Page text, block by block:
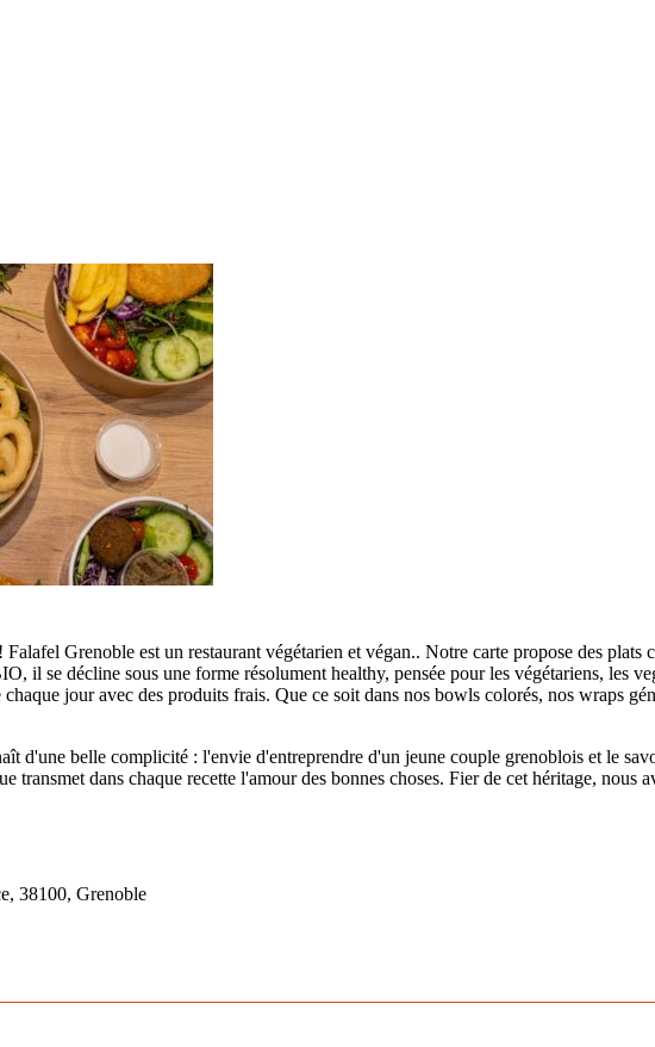
Grenoble est un restaurant végétarien et végan.. Notre carte propose des
il se décline sous une forme résolument healthy, pensée pour les végétariens, les
jour avec des produits frais. Que ce soit dans nos bowls colorés, nos wraps
d'une belle complicité : l'envie d'entreprendre d'un jeune couple grenoblois et le
transmet dans chaque recette l'amour des bonnes choses. Fier de cet héritage,
38100, Grenoble